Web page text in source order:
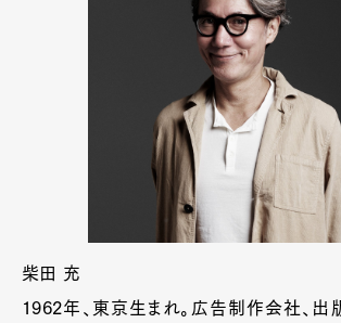
柴田 充
1962年、東京生まれ。広告制作会社、出